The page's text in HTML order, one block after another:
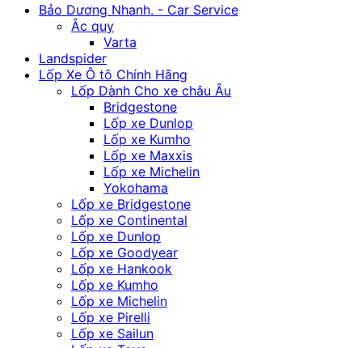
Bảo Dương Nhanh. - Car Service
Ắc quy
Varta
Landspider
Lốp Xe Ô tô Chính Hãng
Lốp Dành Cho xe châu Âu
Bridgestone
Lốp xe Dunlop
Lốp xe Kumho
Lốp xe Maxxis
Lốp xe Michelin
Yokohama
Lốp xe Bridgestone
Lốp xe Continental
Lốp xe Dunlop
Lốp xe Goodyear
Lốp xe Hankook
Lốp xe Kumho
Lốp xe Michelin
Lốp xe Pirelli
Lốp xe Sailun